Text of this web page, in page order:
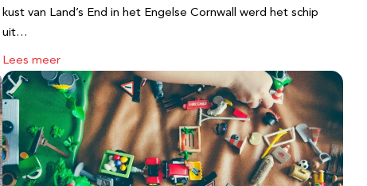
kust van Land’s End in het Engelse Cornwall werd het schip
uit…
Lees meer